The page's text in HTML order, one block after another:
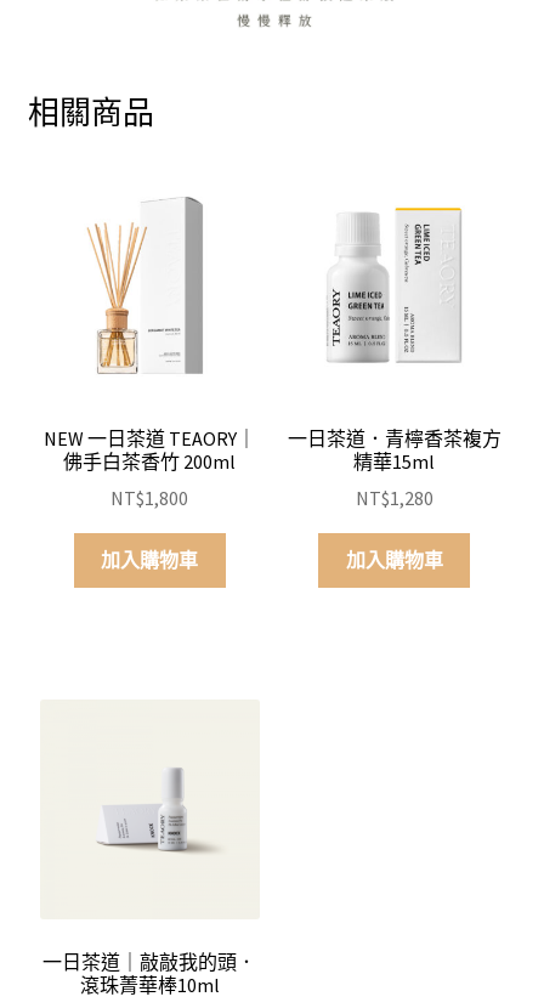
相關商品
NEW 一日茶道 TEAORY｜
佛手白茶香竹 200ml
NT$1,800
加入購物車
一日茶道．青檸香茶複方
精華15ml
NT$1,280
加入購物車
一日茶道｜敲敲我的頭．
滾珠菁華棒10ml